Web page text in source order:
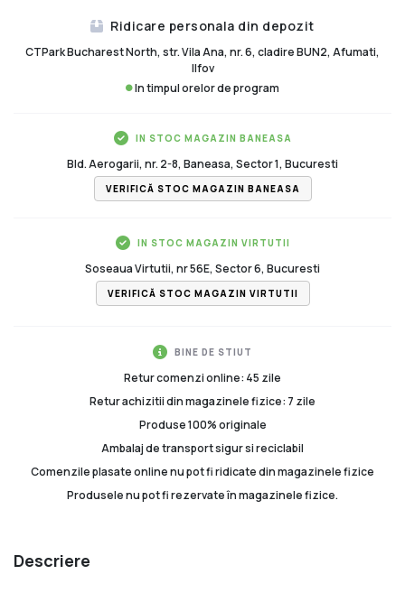
Ridicare personala din depozit
CTPark Bucharest North, str. Vila Ana, nr. 6, cladire BUN2, Afumati,
Ilfov
In timpul orelor de program
IN STOC MAGAZIN BANEASA
Bld. Aerogarii, nr. 2-8, Baneasa, Sector 1, Bucuresti
VERIFICĂ STOC MAGAZIN BANEASA
IN STOC MAGAZIN VIRTUTII
Soseaua Virtutii, nr 56E, Sector 6, Bucuresti
VERIFICĂ STOC MAGAZIN VIRTUTII
BINE DE STIUT
Retur comenzi online: 45 zile
Retur achizitii din magazinele fizice: 7 zile
Produse 100% originale
Ambalaj de transport sigur si reciclabil
Comenzile plasate online nu pot fi ridicate din magazinele fizice
Produsele nu pot fi rezervate în magazinele fizice.
Descriere